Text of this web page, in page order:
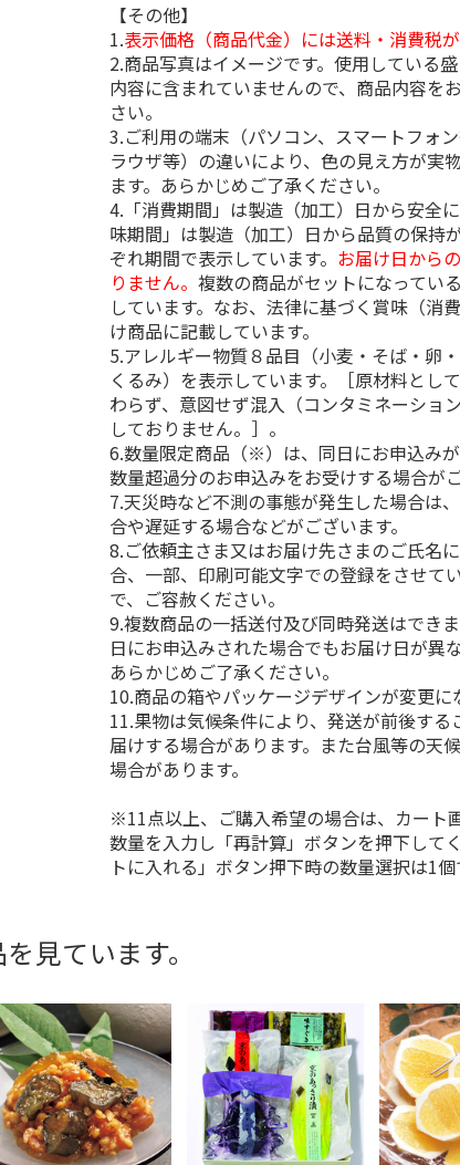
【その他】
1.表示価格（商品代金）には送料・消費税が
2.商品写真はイメージです。使用している
内容に含まれていませんので、商品内容を
さい。
3.ご利用の端末（パソコン、スマートフォ
ラウザ等）の違いにより、色の見え方が実
ます。あらかじめご了承ください。
4.「消費期間」は製造（加工）日から安全
味期間」は製造（加工）日から品質の保持
ぞれ期間で表示しています。 お届け日から
りません。複数の商品がセットになってい
しています。なお、法律に基づく賞味（消
け商品に記載しています。
5.アレルギー物質８品目（小麦・そば・卵
くるみ）を表示しています。［原材料とし
わらず、意図せず混入（コンタミネーショ
しておりません。］。
6.数量限定商品（※）は、同日にお申込み
数量超過分のお申込みをお受けする場合がご
7.天災時など不測の事態が発生した場合は
合や遅延する場合などがございます。
8.ご依頼主さま又はお届け先さまのご氏名
合、一部、印刷可能文字での登録をさせて
で、ご容赦ください。
9.複数商品の一括送付及び同時発送はでき
日にお申込みされた場合でもお届け日が異
あらかじめご了承ください。
10.商品の箱やパッケージデザインが変更に
11.果物は気候条件により、発送が前後す
届けする場合があります。また台風等の天
場合があります。
※11点以上、ご購入希望の場合は、カート
数量を入力し「再計算」ボタンを押下して
トに入れる」ボタン押下時の数量選択は1個
見ています。